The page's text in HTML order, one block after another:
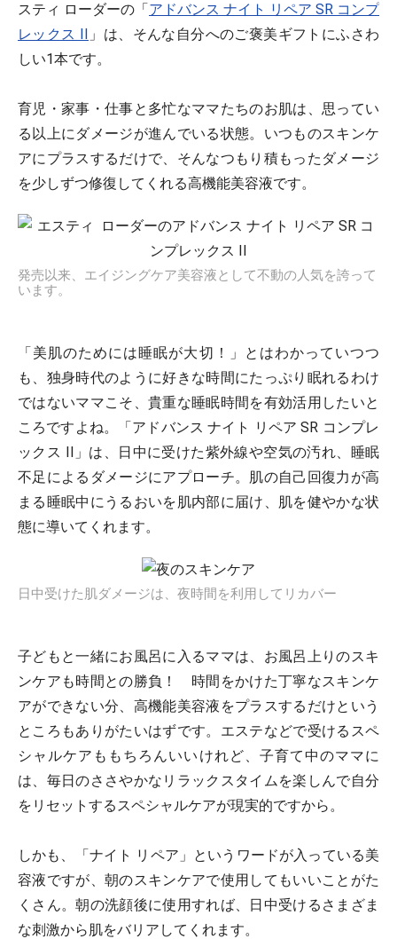
スティ ローダーの「アドバンス ナイト リペア SR コンプ
レックス II 」は、そんな自分へのご褒美ギフトにふさわ
しい1本です。
育児・家事・仕事と多忙なママたちのお肌は、思ってい
る以上にダメージが進んでいる状態。いつものスキンケ
アにプラスするだけで、そんなつもり積もったダメージ
を少しずつ修復してくれる高機能美容液です。
発売以来、エイジングケア美容液として不動の人気を誇って
います。
「美肌のためには睡眠が大切！」とはわかっていつつ
も、独身時代のように好きな時間にたっぷり眠れるわけ
ではないママこそ、貴重な睡眠時間を有効活用したいと
ころですよね。「アドバンス ナイト リペア SR コンプレ
ックス II」は、日中に受けた紫外線や空気の汚れ、睡眠
不足によるダメージにアプローチ。肌の自己回復力が高
まる睡眠中にうるおいを肌内部に届け、肌を健やかな状
態に導いてくれます。
日中受けた肌ダメージは、夜時間を利用してリカバー
子どもと一緒にお風呂に入るママは、お風呂上りのスキ
ンケアも時間との勝負！ 時間をかけた丁寧なスキンケ
アができない分、高機能美容液をプラスするだけという
ところもありがたいはずです。エステなどで受けるスペ
シャルケアももちろんいいけれど、子育て中のママに
は、毎日のささやかなリラックスタイムを楽しんで自分
をリセットするスペシャルケアが現実的ですから。
しかも、「ナイト リペア」というワードが入っている美
容液ですが、朝のスキンケアで使用してもいいことがた
くさん。朝の洗顔後に使用すれば、日中受けるさまざま
な刺激から肌をバリアしてくれます。